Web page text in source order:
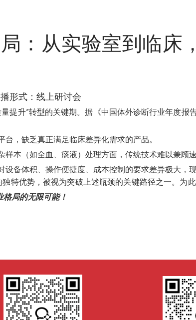
：从实验室到临床
形式：线上研讨会
提升”转型的关键期。据《中国体外诊断行业年度
台，缺乏真正满足临床差异化需求的产品。
样本（如全血、痰液）处理方面，传统技术难以兼顾
设备体积、操作便捷度、成本控制的要求差异极大，
特优势，被视为突破上述瓶颈的关键路径之一。为
格局的无限可能！